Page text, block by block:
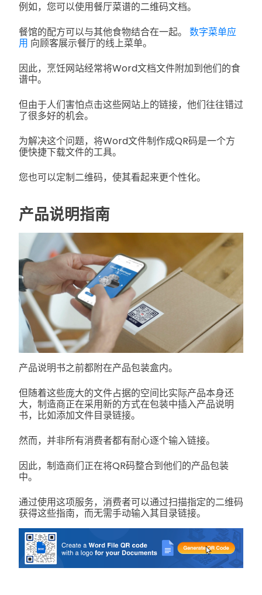
例如，您可以使用餐厅菜谱的二维码文档。
餐馆的配方可以与其他食物结合在一起。 数字菜单应
用 向顾客展示餐厅的线上菜单。
因此，烹饪网站经常将Word文档文件附加到他们的食
谱中。
但由于人们害怕点击这些网站上的链接，他们往往错过
了很多好的机会。
为解决这个问题，将Word文件制作成QR码是一个方
便快捷下载文件的工具。
您也可以定制二维码，使其看起来更个性化。
产品说明指南
产品说明书之前都附在产品包装盒内。
但随着这些庞大的文件占据的空间比实际产品本身还
大，制造商正在采用新的方式在包装中插入产品说明
书，比如添加文件目录链接。
然而，并非所有消费者都有耐心逐个输入链接。
因此，制造商们正在将QR码整合到他们的产品包装
中。
通过使用这项服务，消费者可以通过扫描指定的二维码
获得这些指南，而无需手动输入其目录链接。